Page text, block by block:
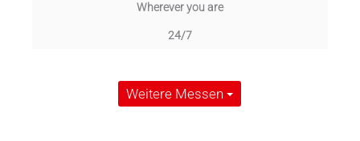
Wherever you are
24/7
Weitere Messen